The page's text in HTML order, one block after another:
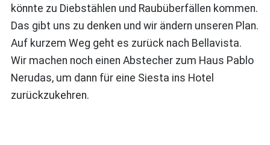
könnte zu Diebstählen und Raubüberfällen kommen.
Das gibt uns zu denken und wir ändern unseren Plan.
Auf kurzem Weg geht es zurück nach Bellavista.
Wir machen noch einen Abstecher zum Haus Pablo
Nerudas, um dann für eine Siesta ins Hotel
zurückzukehren.